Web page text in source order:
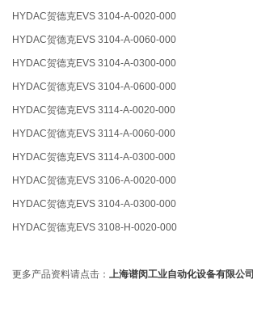
HYDAC贺德克EVS 3104-A-0020-000
HYDAC贺德克EVS 3104-A-0060-000
HYDAC贺德克EVS 3104-A-0300-000
HYDAC贺德克EVS 3104-A-0600-000
HYDAC贺德克EVS 3114-A-0020-000
HYDAC贺德克EVS 3114-A-0060-000
HYDAC贺德克EVS 3114-A-0300-000
HYDAC贺德克EVS 3106-A-0020-000
HYDAC贺德克EVS 3104-A-0300-000
HYDAC贺德克EVS 3108-H-0020-000
更多产品资料请点击：上海谱闵工业自动化设备有限公司